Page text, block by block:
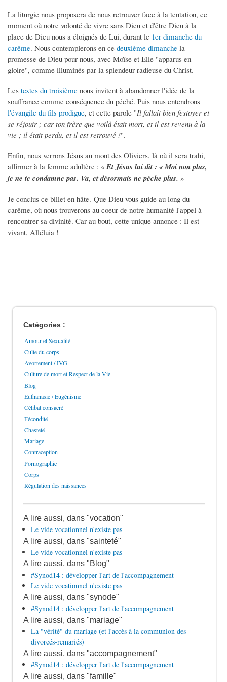
La liturgie nous proposera de nous retrouver face à la tentation, ce
moment où notre volonté de vivre sans Dieu et d'être Dieu à la
place de Dieu nous a éloignés de Lui, durant le 1er dimanche du
carême. Nous contemplerons en ce deuxième dimanche la
promesse de Dieu pour nous, avec Moïse et Elie "apparus en
gloire", comme illuminés par la splendeur radieuse du Christ.
Les textes du troisième nous invitent à abandonner l'idée de la
souffrance comme conséquence du péché. Puis nous entendrons
l'évangile du fils prodigue, et cette parole "Il fallait bien festoyer et
se réjouir ; car ton frère que voilà était mort, et il est revenu à la
vie ; il était perdu, et il est retrouvé !".
Enfin, nous verrons Jésus au mont des Oliviers, là où il sera trahi,
affirmer à la femme adultère : «Et Jésus lui dit : « Moi non plus,
je ne te condamne pas. Va, et désormais ne pèche plus. »
Je conclus ce billet en hâte. Que Dieu vous guide au long du
carême, où nous trouverons au coeur de notre humanité l'appel à
rencontrer sa divinité. Car au bout, cette unique annonce : Il est
vivant, Alléluia !
Catégories :
Amour et Sexualité
Culte du corps
Avortement / IVG
Culture de mort et Respect de la Vie
Blog
Euthanasie / Eugénisme
Célibat consacré
Fécondité
Chasteté
Mariage
Contraception
Pornographie
Corps
Régulation des naissances
A lire aussi, dans "vocation"
Le vide vocationnel n'existe pas
A lire aussi, dans "sainteté"
Le vide vocationnel n'existe pas
A lire aussi, dans "Blog"
#Synod14 : développer l'art de l'accompagnement
Le vide vocationnel n'existe pas
A lire aussi, dans "synode"
#Synod14 : développer l'art de l'accompagnement
A lire aussi, dans "mariage"
La "vérité" du mariage (et l'accès à la communion des
divorcés-remariés)
A lire aussi, dans "accompagnement"
#Synod14 : développer l'art de l'accompagnement
A lire aussi, dans "famille"